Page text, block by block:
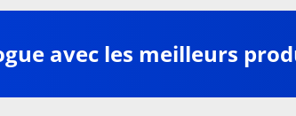
avec les meilleurs